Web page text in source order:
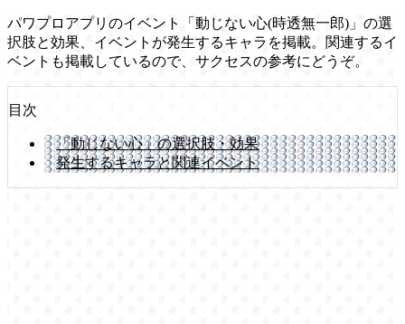
パワプロアプリのイベント「動じない心(時透無一郎)」の選
択肢と効果、イベントが発生するキャラを掲載。関連するイ
ベントも掲載しているので、サクセスの参考にどうぞ。
目次
「動じない心」の選択肢・効果
発生するキャラと関連イベント